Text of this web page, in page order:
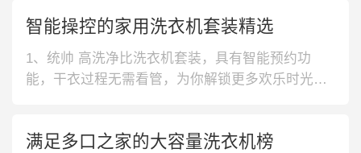
智能操控的家用洗衣机套装精选
1、统帅 高洗净比洗衣机套装，具有智能预约功
能，干衣过程无需看管，为你解锁更多欢乐时光。
计，大空间可让衣物充分舒展，使得洗衣、干衣更
满足多口之家的大容量洗衣机榜